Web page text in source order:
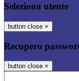
Seleziona utente
button close ×
Recupero
button close ×